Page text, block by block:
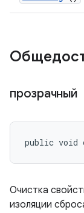
прозрачный
public void
Очистка
изоляции